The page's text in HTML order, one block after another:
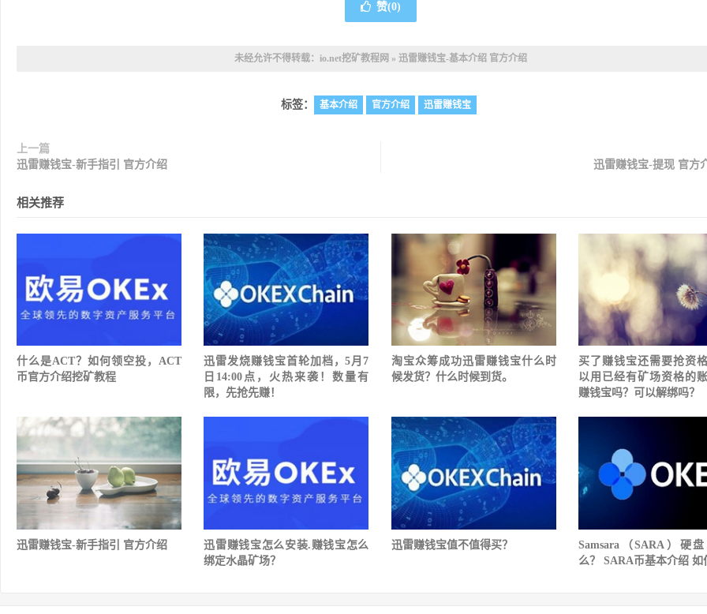
赞(0)
未经允许不得转载： io.net挖矿教程网 » 迅雷赚钱宝-基本介绍 官方介绍
标签： 基本介绍 官方介绍 迅雷赚钱宝
上一篇
迅雷赚钱宝-新手指引 官方介绍
迅雷赚钱宝-提现 官方
相关推荐
什么是ACT？如何领空投，ACT
币官方介绍挖矿教程
迅雷发烧赚钱宝首轮加档，5月7
日14:00点，火热来袭！数量有
限，先抢先赚！
淘宝众筹成功迅雷赚钱宝什么时
候发货？什么时候到货。
买了赚钱宝还需要抢资
以用已经有矿场资格的
赚钱宝吗？可以解绑吗？
迅雷赚钱宝-新手指引 官方介绍
迅雷赚钱宝怎么安装.赚钱宝怎么
绑定水晶矿场？
迅雷赚钱宝值不值得买？
Samsara（SARA）硬
么？ SARA币基本介绍 如